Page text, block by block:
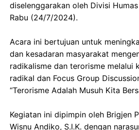
diselenggarakan oleh Divisi
Rabu (24/7/2024).
Acara ini bertujuan untuk
dan kesadaran masyarakat
radikalisme dan terorisme melalui
radikal dan Focus Group
“Terorisme Adalah Musuh Kita
Kegiatan ini dipimpin oleh Brigjen
Wisnu Andiko, S.I.K. dengan